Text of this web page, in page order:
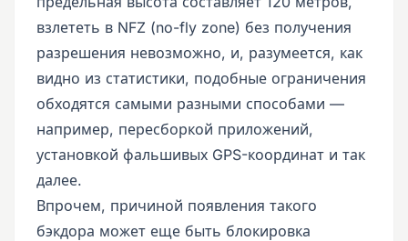
взлететь в NFZ (no-fly zone) без получения
разрешения невозможно, и, разумеется, как
видно из статистики, подобные ограничения
обходятся самыми разными способами —
например, пересборкой приложений,
установкой фальшивых GPS-координат и так
далее.
Впрочем, причиной появления такого
бэкдора может еще быть блокировка